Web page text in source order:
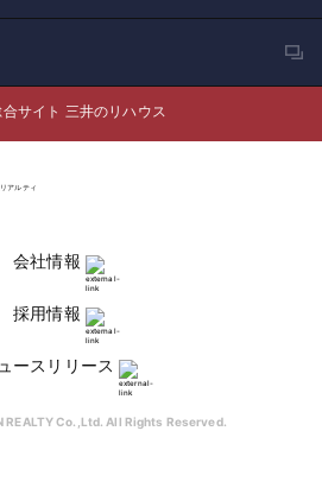
サイト 三井のリハウス
会社情報
採用情報
ースリリース
REALTY Co.,Ltd. All Rights Reserved.